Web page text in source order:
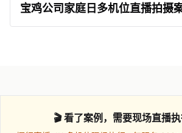
宝鸡公司家庭日多机位直播拍摄
🎬 看了案例，需要现场直播执